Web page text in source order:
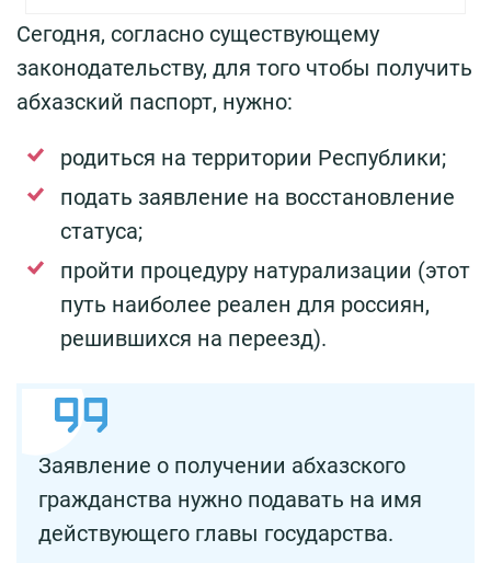
Сегодня, согласно существующему
законодательству, для того чтобы получить
абхазский паспорт, нужно:
родиться на территории Республики;
подать заявление на восстановление
статуса;
пройти процедуру натурализации (этот
путь наиболее реален для россиян,
решившихся на переезд).
Заявление о получении абхазского
гражданства нужно подавать на имя
действующего главы государства.